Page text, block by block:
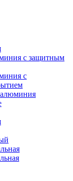
с защитным
с
алюминия